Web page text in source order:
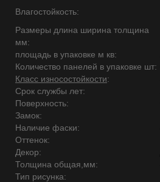
Влагостойкость:
Размеры длина ширина толщина
мм:
площадь в упаковке м кв:
Количество панелей в упаковке шт:
Класс износостойкости:
Срок службы лет:
Поверхность:
Замок:
Наличие фаски:
Оттенок:
Декор:
Толщина общая,мм:
Тип рисунка: